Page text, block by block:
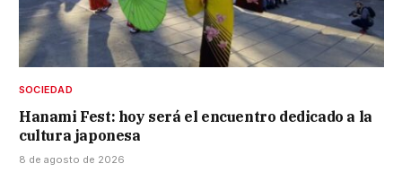
SOCIEDAD
Hanami Fest: hoy será el encuentro dedicado a la
cultura japonesa
8 de agosto de 2026